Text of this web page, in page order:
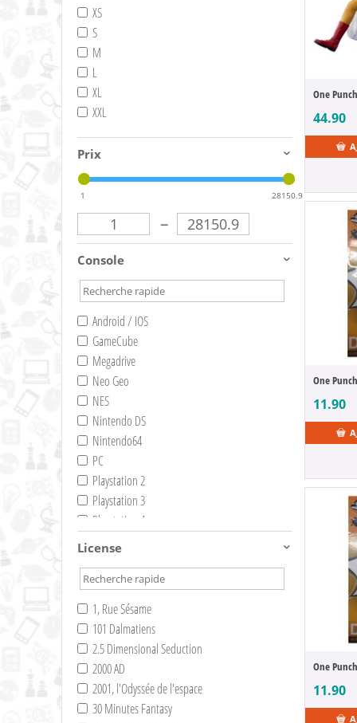
XS
S
M
L
XL
XXL
Prix
1 28150.9
–
Console
Android / IOS
GameCube
Megadrive
Neo Geo
NES
Nintendo DS
Nintendo64
PC
Playstation 2
Playstation 3
Playstation 4
Switch
Switch 2
Wii
WII-U
Xbox 360
XBox One
XBox Series X
License
1, Rue Sésame
101 Dalmatiens
2.5 Dimensional Seduction
2000 AD
2001, l'Odyssée de l'espace
30 Minutes Fantasy
44.90
11.90
One
11.90